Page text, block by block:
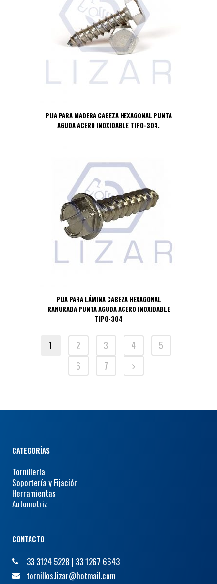
PIJA PARA MADERA CABEZA HEXAGONAL PUNTA
AGUDA ACERO INOXIDABLE TIPO-304.
PIJA PARA LÁMINA CABEZA HEXAGONAL
RANURADA PUNTA AGUDA ACERO INOXIDABLE
TIPO-304
1 2 3 4
5
6
7
CATEGORÍAS
Tornillería
Soportería y Fijación
Herramientas
Automotriz
CONTACTO
33 3124 5228 | 33 1267 6643
tornillos.lizar@hotmail.com